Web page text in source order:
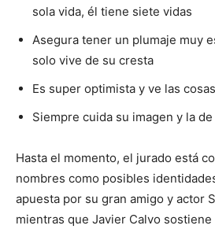
sola vida, él tiene siete vidas
Asegura tener un plumaje muy
solo vive de su cresta
Es super optimista y ve las
Siempre cuida su imagen y la
Hasta el momento, el jurado está
nombres como posibles
apuesta por su gran amigo y actor
mientras que Javier Calvo